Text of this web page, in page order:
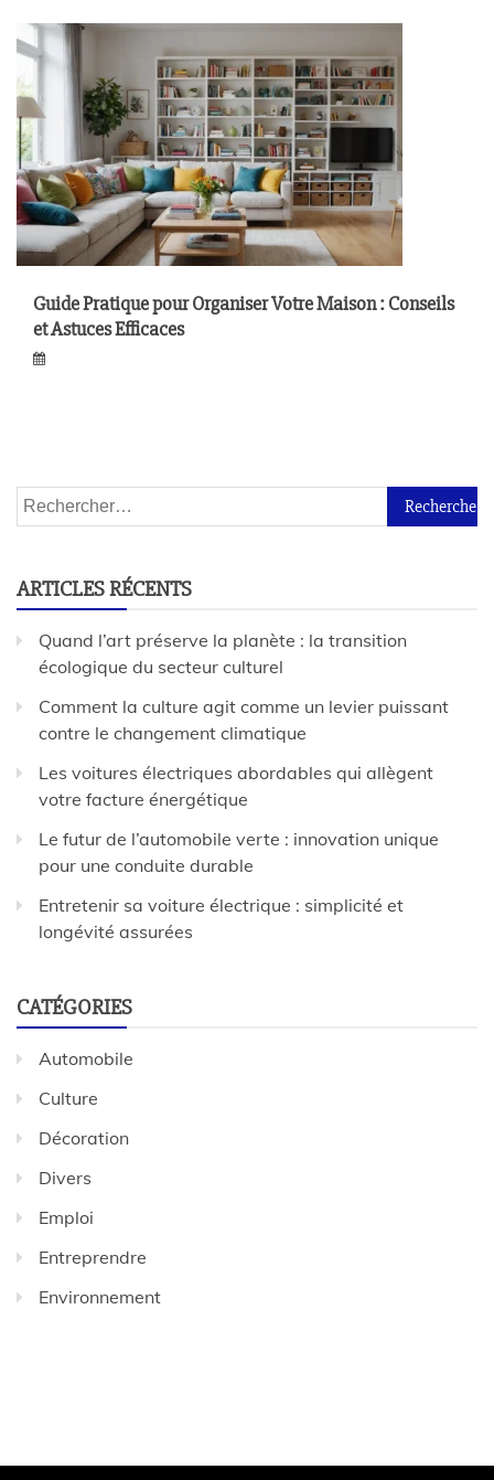
Guide Pratique pour Organiser Votre Maison : Conseils
et Astuces Efficaces
ARTICLES RÉCENTS
Quand l’art préserve la planète : la transition
écologique du secteur culturel
Comment la culture agit comme un levier puissant
contre le changement climatique
Les voitures électriques abordables qui allègent
votre facture énergétique
Le futur de l’automobile verte : innovation unique
pour une conduite durable
Entretenir sa voiture électrique : simplicité et
longévité assurées
CATÉGORIES
Automobile
Culture
Décoration
Divers
Emploi
Entreprendre
Environnement